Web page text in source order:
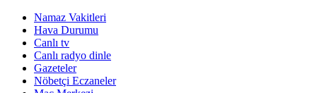
Namaz Vakitleri
Hava Durumu
Canlı tv
Canlı radyo dinle
Gazeteler
Nöbetçi Eczaneler